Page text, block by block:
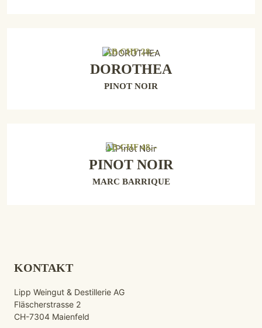
ABCHF28.–
DOROTHEA
PINOT NOIR
ABCHF48.–
PINOT NOIR
MARC BARRIQUE
KONTAKT
Lipp Weingut & Destillerie AG
Fläscherstrasse 2
CH-7304 Maienfeld